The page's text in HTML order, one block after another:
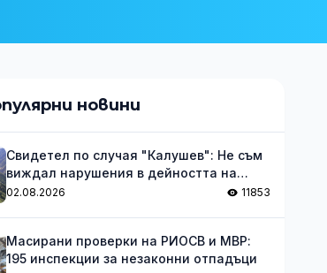
новини
Свидетел по случая "Калушев": Не съм
виждал нарушения в дейността на
групата
02.08.2026 11853
Масирани проверки на РИОСВ и МВР:
195 инспекции за незаконни отпадъци